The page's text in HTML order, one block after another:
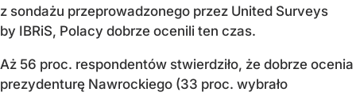
z sondażu przeprowadzonego przez United Surveys
by IBRiS, Polacy dobrze ocenili ten czas.
Aż 56 proc. respondentów stwierdziło, że dobrze ocenia
prezydenturę Nawrockiego (33 proc. wybrało